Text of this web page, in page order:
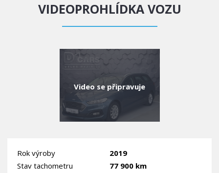
VIDEOPROHLÍDKA VOZU
Video se připravuje
Rok výroby
2019
Stav tachometru
77 900 km